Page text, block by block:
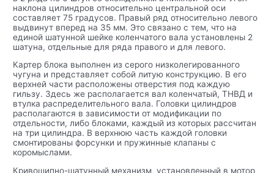
наклона цилиндров относительно центральной оси
составляет 75 градусов. Правый ряд относительно левого
выдвинут вперед на 35 мм. Это связано с тем, что на
единой шатунной шейке коленчатого вала установлены 2
шатуна, отдельные для ряда правого и для левого.
Картер блока выполнен из серого низколегированного
чугуна и представляет собой литую конструкцию. В его
верхней части расположены отверстия под каждую
гильзу. Здесь же располагается вал коленчатый, ТНВД и
втулка распределительного вала. Головки цилиндров
располагаются в зависимости от модификации по
отдельности, либо блоками, каждый из которых рассчитан
на три цилиндра. В верхнюю часть каждой головки
смонтированы форсунки и пружинные клапаны с
коромыслами.
Кривошипно-шатунный механизм, установленный в мотор